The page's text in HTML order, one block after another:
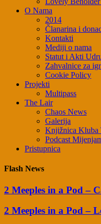
O Nama
2014
Članarina i
Kontakti
Mediji o nama
Statut i Akti
Zahvalnice za
Cookie Policy
Projekti
Multipass
The Lair
Chaos News
Galerija
Knjižnica Kluba
Podcast
Pristupnica
Flash News
2 Meeples in a Pod –
2 Meeples in a Pod –